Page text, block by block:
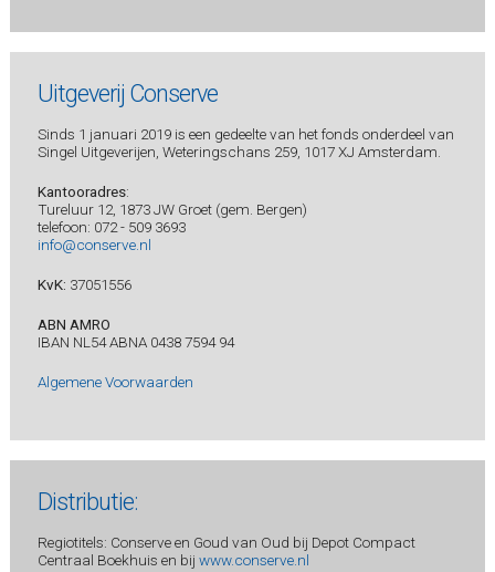
Uitgeverij Conserve
Sinds 1 januari 2019 is een gedeelte van het fonds onderdeel van
Singel Uitgeverijen, Weteringschans 259, 1017 XJ Amsterdam.
Kantooradres:
Tureluur 12, 1873 JW Groet (gem. Bergen)
telefoon: 072 - 509 3693
info@conserve.nl
KvK: 37051556
ABN AMRO
IBAN NL54 ABNA 0438 7594 94
Algemene Voorwaarden
Distributie:
Regiotitels: Conserve en Goud van Oud bij Depot Compact
Centraal Boekhuis en bij www.conserve.nl